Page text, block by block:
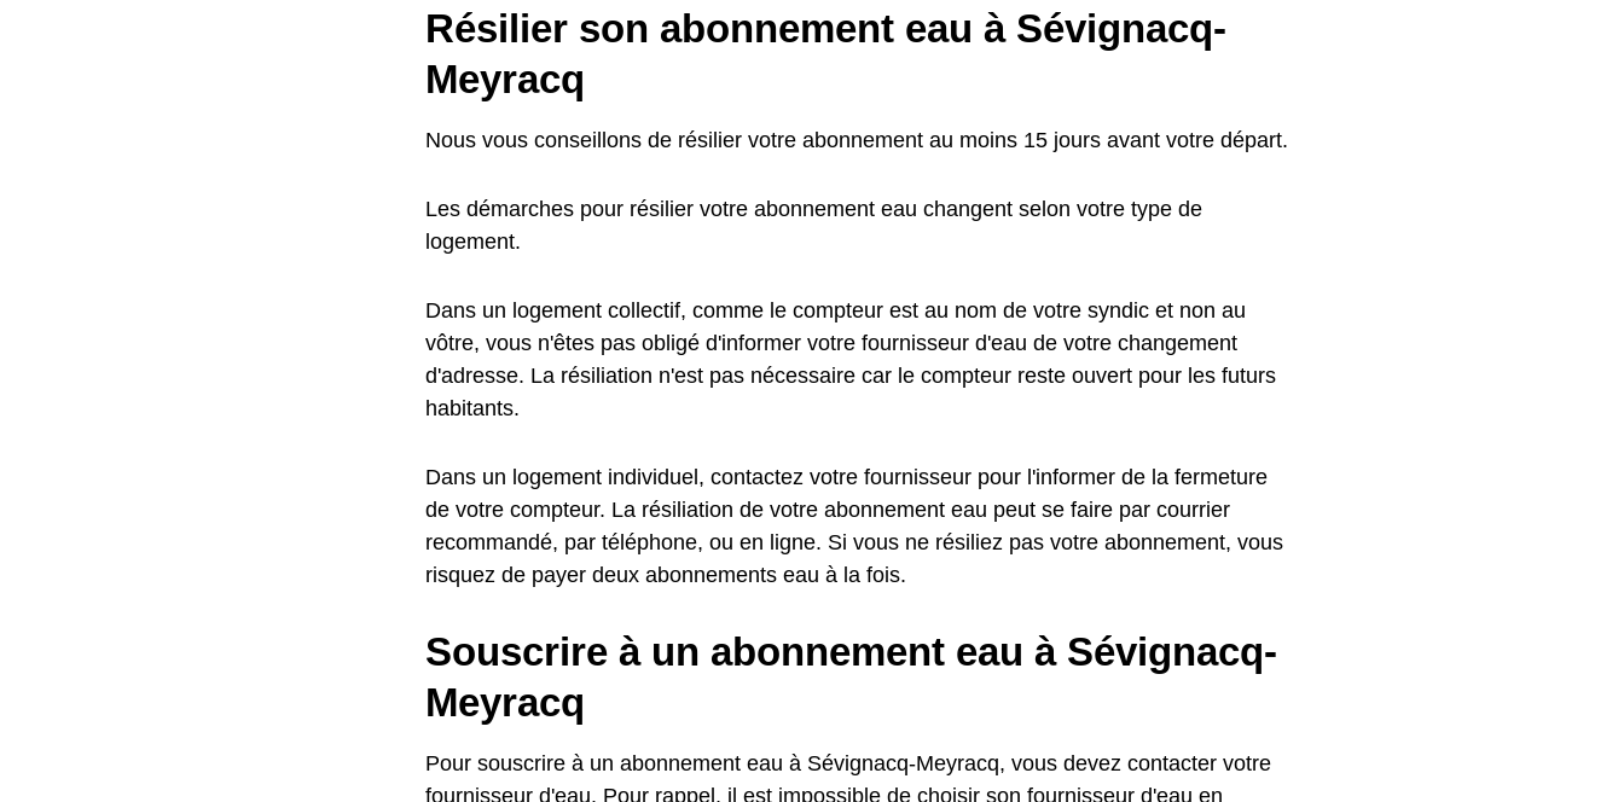
Résilier son abonnement eau à Sévignacq-
Meyracq
Nous vous conseillons de résilier votre abonnement au moins 15 jours avant votre départ.
Les démarches pour résilier votre abonnement eau changent selon votre type de
logement.
Dans un logement collectif, comme le compteur est au nom de votre syndic et non au
vôtre, vous n'êtes pas obligé d'informer votre fournisseur d'eau de votre changement
d'adresse. La résiliation n'est pas nécessaire car le compteur reste ouvert pour les futurs
habitants.
Dans un logement individuel, contactez votre fournisseur pour l'informer de la fermeture
de votre compteur. La résiliation de votre abonnement eau peut se faire par courrier
recommandé, par téléphone, ou en ligne. Si vous ne résiliez pas votre abonnement, vous
risquez de payer deux abonnements eau à la fois.
Souscrire à un abonnement eau à Sévignacq-
Meyracq
Pour souscrire à un abonnement eau à Sévignacq-Meyracq, vous devez contacter votre
fournisseur d'eau. Pour rappel, il est impossible de choisir son fournisseur d'eau en